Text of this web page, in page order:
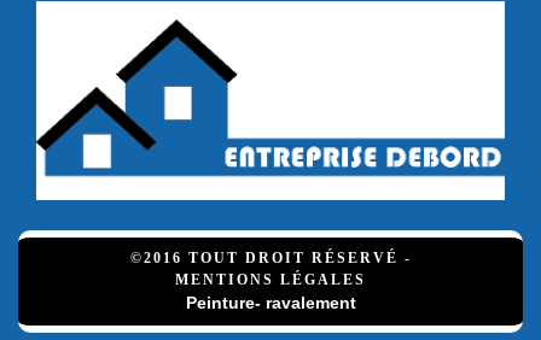
©2016 TOUT DROIT RÉSERVÉ -
MENTIONS LÉGALES
Peinture- ravalement